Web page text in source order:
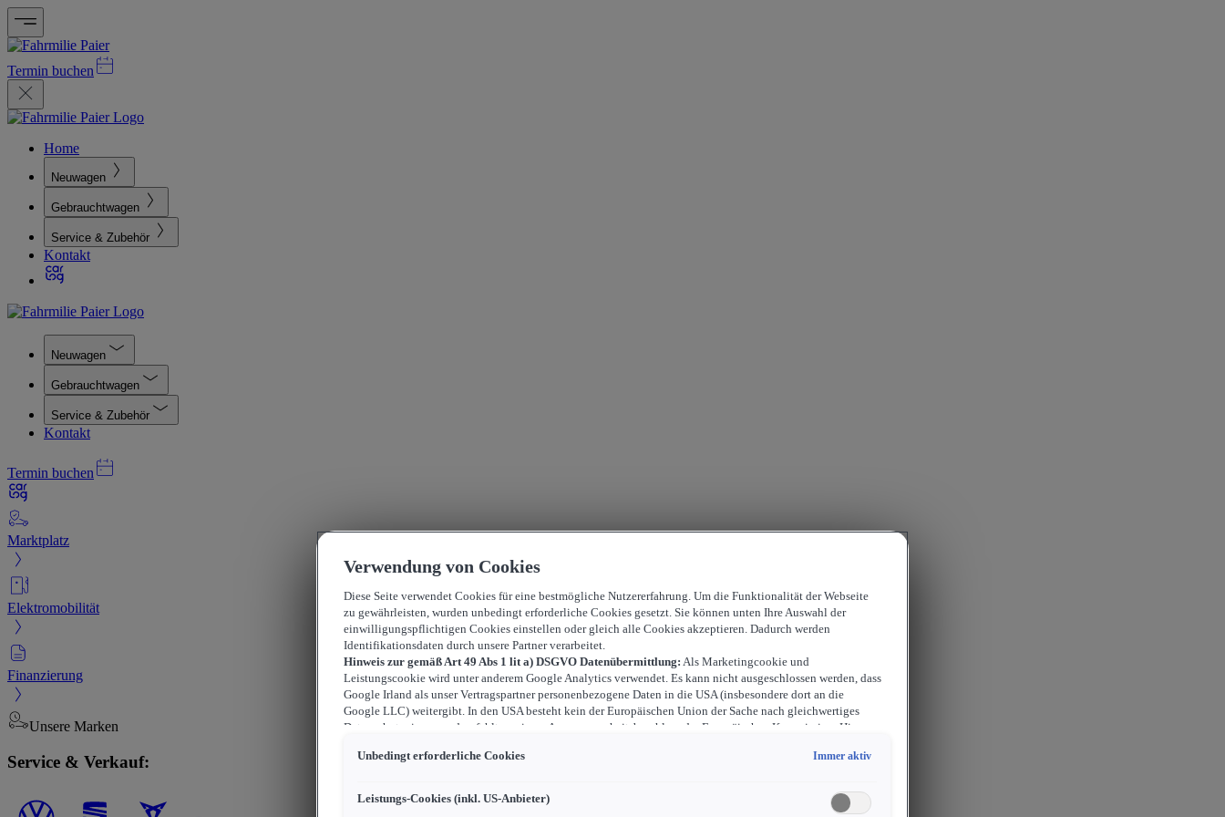
Termin buchen
Home
Neuwagen
Gebrauchtwagen
Service & Zubehör
Kontakt
Neuwagen
Gebrauchtwagen
Service & Zubehör
Kontakt
Termin buchen
Marktplatz
Elektromobilität
Finanzierung
Unsere Marken
Service & Verkauf:
Verwendung von Cookies
Diese Seite verwendet Cookies für eine bestmögliche Nutzererfahrung. Um die Funktionalität der Webseite
zu gewährleisten, wurden unbedingt erforderliche Cookies gesetzt. Sie können unten Ihre Auswahl der
einwilligungspflichtigen Cookies einstellen oder gleich alle Cookies akzeptieren. Dadurch werden
Identifikationsdaten durch unsere Partner verarbeitet.
Hinweis zur gemäß Art 49 Abs 1 lit a) DSGVO Datenübermittlung: Als Marketingcookie und
Leistungscookie wird unter anderem Google Analytics verwendet. Es kann nicht ausgeschlossen werden, dass
Google Irland als unser Vertragspartner personenbezogene Daten in die USA (insbesondere dort an die
Google LLC) weitergibt. In den USA besteht kein der Europäischen Union der Sache nach gleichwertiges
Datenschutzniveau und es fehlt an einem Angemessenheitsbeschluss der Europäischen Kommission. Hieraus
durchsetzen können, in den USA keine Datenschutzgrundsätze bestehen, und weil nicht ausgeschlossen
können, wobei Eingriffe in Ihre persönlichen Rechte und Freiheiten nicht auf das absolut Notwendige
Sollten Sie das Setzen von Cookies für Marketingzwecke oder Leistungscookies auch für
Unbedingt erforderliche Cookies Immer aktiv
Leistungs-Cookies (inkl. US-Anbieter)